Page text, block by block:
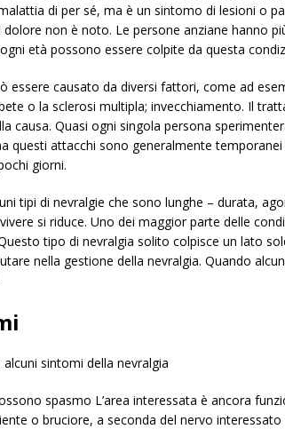
di per sé, ma è un sintomo di lesioni o
dolore non è noto. Le persone anziane hanno
età possono essere colpite da questa
essere causato da diversi fattori, come ad
o la sclerosi multipla; invecchiamento. Il
causa. Quasi ogni singola persona
questi attacchi sono generalmente
giorni.
tipi di nevralgie che sono lunghe – durata,
si riduce. Uno dei maggior parte delle
tipo di nevralgia solito colpisce un lato
nella gestione della nevralgia. Quando
sintomi della nevralgia
spasmo L’area interessata è ancora
o bruciore, a seconda del nervo